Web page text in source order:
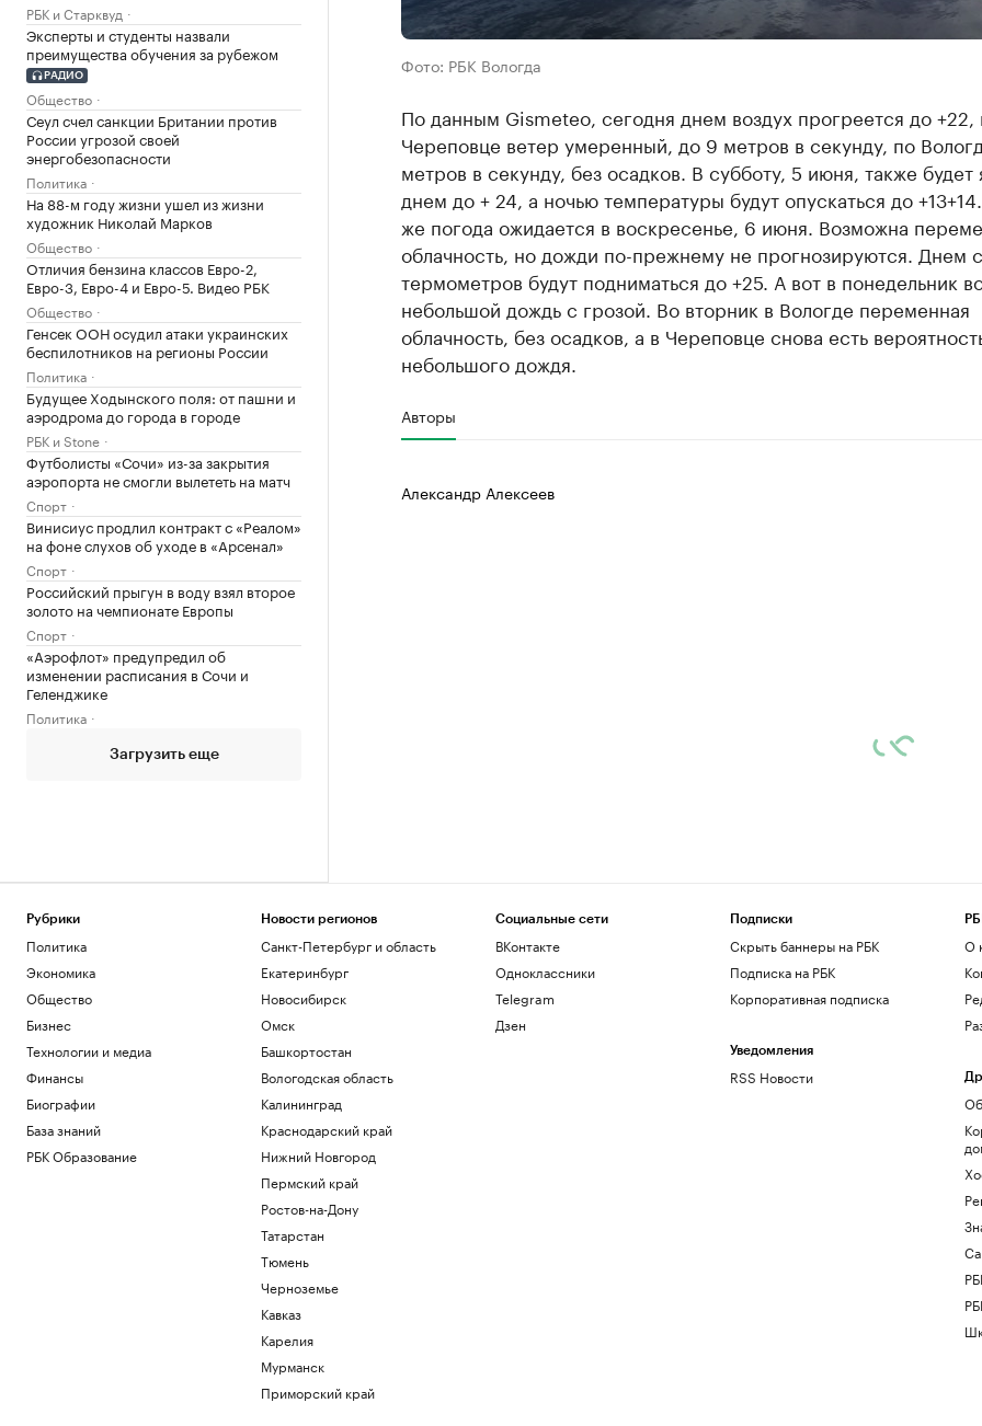
РБК и Старквуд
Эксперты и студенты назвали
преимущества обучения за рубежом
РАДИО
Общество
Сеул счел санкции Британии против
России угрозой своей
энергобезопасности
Политика
На 88-м году жизни ушел из жизни
художник Николай Марков
Общество
Отличия бензина классов Евро-2,
Евро-3, Евро-4 и Евро-5. Видео РБК
Общество
Генсек ООН осудил атаки украинских
беспилотников на регионы России
Политика
Будущее Ходынского поля: от пашни и
аэродрома до города в городе
РБК и Stone
Футболисты «Сочи» из-за закрытия
аэропорта не смогли вылететь на матч
Спорт
Винисиус продлил контракт с «Реалом»
на фоне слухов об уходе в «Арсенал»
Спорт
Российский прыгун в воду взял второе
золото на чемпионате Европы
Спорт
«Аэрофлот» предупредил об
изменении расписания в Сочи и
Геленджике
Политика
Загрузить еще
Фото: РБК Вологда
По данным Gismeteo, сегодня днем воздух прогреется до +22,
Череповце ветер умеренный, до 9 метров в секунду, по
метров в секунду, без осадков. В субботу, 5 июня, также будет
днем до + 24, а ночью температуры будут опускаться до
же погода ожидается в воскресенье, 6 июня. Возможна
облачность, но дожди по-прежнему не прогнозируются. Днем
термометров будут подниматься до +25. А вот в понедельник
небольшой дождь с грозой. Во вторник в Вологде переменная
облачность, без осадков, а в Череповце снова есть
небольшого дождя.
Авторы
Александр Алексеев
Рубрики
Политика
Экономика
Общество
Бизнес
Технологии и медиа
Финансы
Биографии
База знаний
РБК Образование
Новости регионов
Санкт-Петербург и область
Екатеринбург
Новосибирск
Омск
Башкортостан
Вологодская область
Калининград
Краснодарский край
Нижний Новгород
Пермский край
Ростов-на-Дону
Татарстан
Тюмень
Черноземье
Кавказ
Карелия
Мурманск
Приморский край
Социальные сети
ВКонтакте
Одноклассники
Telegram
Дзен
Подписки
Скрыть баннеры на РБК
Подписка на РБК
Корпоративная подписка
Уведомления
RSS Новости
О